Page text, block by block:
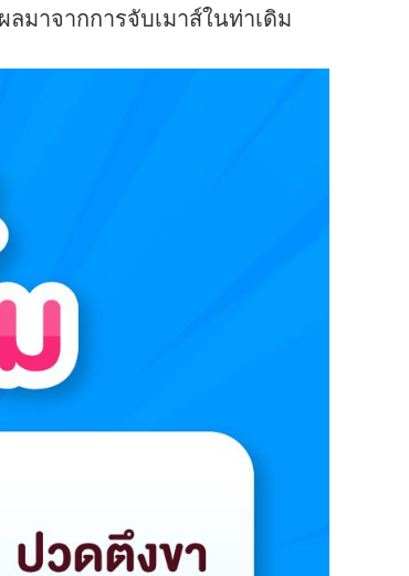
มาจากการจับเมาส์ในท่าเดิม